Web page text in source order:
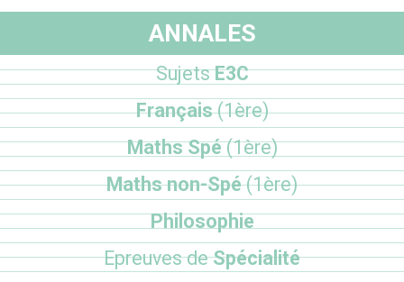
ANNALES
SujetsE3C
Français(1ère)
Maths Spé(1ère)
Maths non-Spé(1ère)
Philosophie
Epreuves deSpécialité